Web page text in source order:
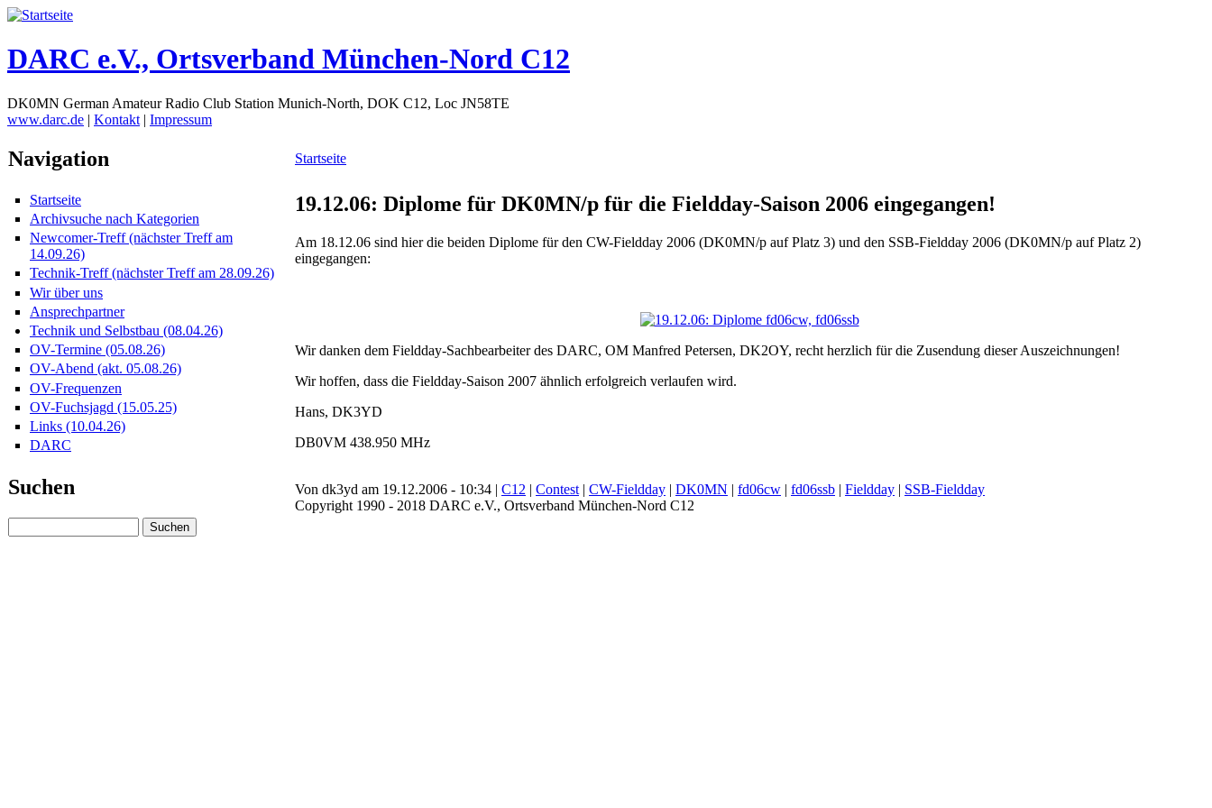
DARC e.V., Ortsverband München-Nord C12
DK0MN German Amateur Radio Club Station Munich-North, DOK C12, Loc JN58TE
www.darc.de | Kontakt | Impressum
Navigation
Startseite
Archivsuche nach Kategorien
Newcomer-Treff (nächster Treff am
14.09.26)
Technik-Treff (nächster Treff am 28.09.26)
Wir über uns
Ansprechpartner
Technik und Selbstbau (08.04.26)
OV-Termine (05.08.26)
OV-Abend (akt. 05.08.26)
OV-Frequenzen
OV-Fuchsjagd (15.05.25)
Links (10.04.26)
DARC
Suchen
Startseite
19.12.06: Diplome für DK0MN/p für die Fieldday-Saison 2006 eingegangen!
Am 18.12.06 sind hier die beiden Diplome für den CW-Fieldday 2006 (DK0MN/p auf Platz 3) und den SSB-Fieldday 2006 (DK0MN/p auf Platz 2)
eingegangen:
Wir danken dem Fieldday-Sachbearbeiter des DARC, OM Manfred Petersen, DK2OY, recht herzlich für die Zusendung dieser Auszeichnungen!
Wir hoffen, dass die Fieldday-Saison 2007 ähnlich erfolgreich verlaufen wird.
Hans, DK3YD
DB0VM 438.950 MHz
Von dk3yd am 19.12.2006 - 10:34 | C12 | Contest | CW-Fieldday | DK0MN | fd06cw | fd06ssb | Fieldday | SSB-Fieldday
Copyright 1990 - 2018 DARC e.V., Ortsverband München-Nord C12